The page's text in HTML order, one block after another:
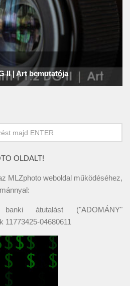
OLDALT!
MLZphoto weboldal működéséhez,
átutalást ("ADOMÁNY"
11773425-04680611